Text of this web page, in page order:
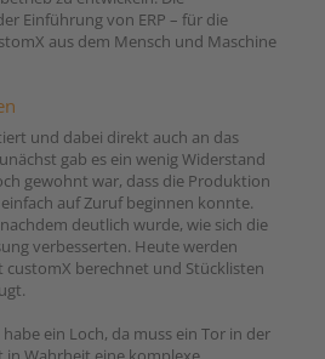
Einführung von ERP – für die
aus dem Mensch und Maschine
und dabei direkt auch an das
gab es ein wenig Widerstand
gewohnt war, dass die Produktion
auf Zuruf beginnen konnte.
deutlich wurde, wie sich die
verbesserten. Heute werden
berechnet und Stücklisten
ein Loch, da muss ein Tor in der